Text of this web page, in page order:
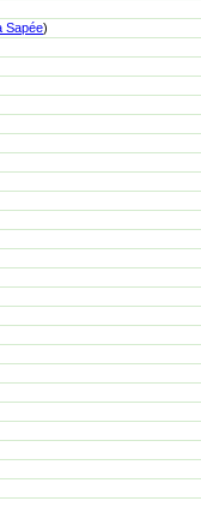
Sapée)